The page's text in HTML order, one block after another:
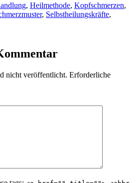
, Heilmethode, Kopfschmerzen,
, Selbstheilungskräfte,
nicht veröffentlicht. Erforderliche